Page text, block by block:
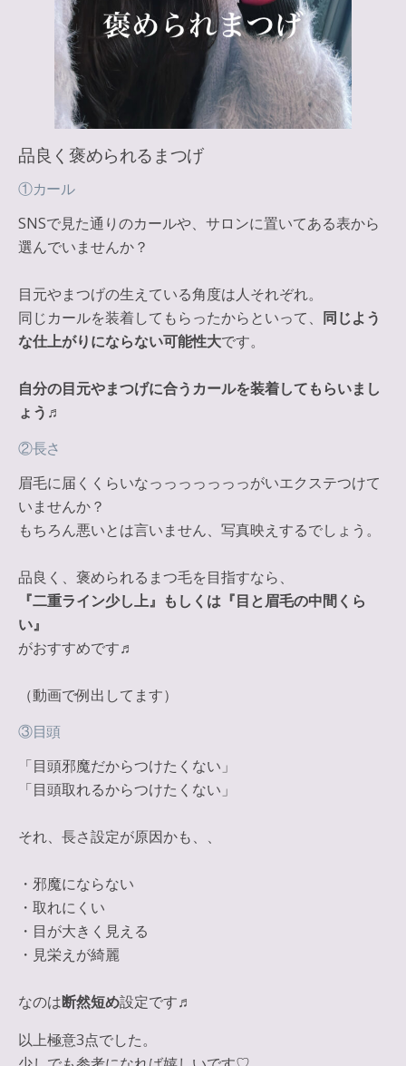
品良く褒められるまつげ
①カール
SNSで見た通りのカールや、サロンに置いてある表から
選んでいませんか？
目元やまつげの生えている角度は人それぞれ。
同じカールを装着してもらったからといって、 同じよう
な仕上がりにならない可能性大です。
自分の目元やまつげに合うカールを装着してもらいまし
ょう♬
②長さ
眉毛に届くくらいなっっっっっっっがいエクステつけて
いませんか？
もちろん悪いとは言いません、写真映えするでしょう。
品良く、褒められるまつ毛を目指すなら、
『二重ライン少し上』もしくは『目と眉毛の中間くら
い』
がおすすめです♬
（動画で例出してます）
③目頭
「目頭邪魔だからつけたくない」
「目頭取れるからつけたくない」
それ、長さ設定が原因かも、、
・邪魔にならない
・取れにくい
・目が大きく見える
・見栄えが綺麗
なのは断然短め設定です♬
以上極意3点でした。